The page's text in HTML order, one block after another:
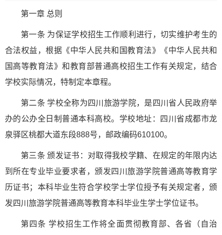
第一章 总则
第一条 为保证学校招生工作顺利进行，切实维护考生的
合法权益，根据《中华人民共和国教育法》《中华人民共和
国高等教育法》和教育部普通高校招生工作有关规定，结合
学校实际情况，特制定本章程。
第二条 学校全称为四川旅游学院，是四川省人民政府举
办的公办全日制普通本科高校。学校地址：四川省成都市龙
泉驿区桃都大道东段888号，邮政编码610100。
第三条 颁发证书：对取得我校学籍、在规定的年限内达
到所在专业毕业要求者，颁发四川旅游学院普通高等教育学
历证书；本科毕业生符合学校学士学位授予有关规定者，颁
发四川旅游学院普通高等教育本科毕业生学士学位证书。
第四条 学校招生工作将全面贯彻教育部、各省（自治